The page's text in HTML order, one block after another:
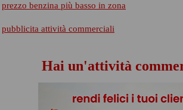
prezzo benzina più basso in zona
pubblicita attività commerciali
Hai un'attività